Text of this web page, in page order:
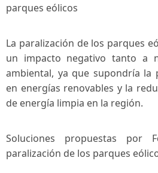
parques‌ eólicos
La⁣ paralización de los⁤ parques eólicos en Galicia ‌tendría
un impacto negativo ‌tanto a
ambiental, ya que supondría la
en energías renovables y la
de energía limpia en la región.
Soluciones propuestas por Feijóo para evitar la
paralización de ⁤los parques